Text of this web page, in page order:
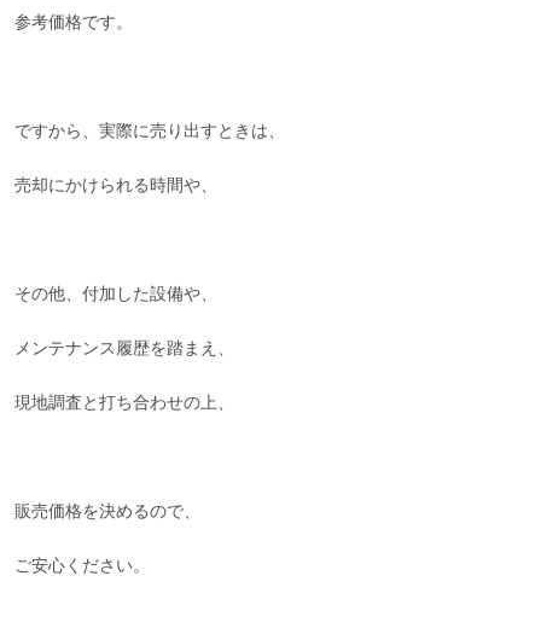
参考価格です。
ですから、実際に売り出すときは、
売却にかけられる時間や、
その他、付加した設備や、
メンテナンス履歴を踏まえ、
現地調査と打ち合わせの上、
販売価格を決めるので、
ご安心ください。